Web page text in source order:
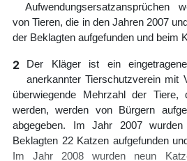
Aufwendungsersatzansprüchen
von Tieren, die in den Jahren 2007
der Beklagten aufgefunden und beim
2
Der Kläger ist ein
anerkannter Tierschutzverein mit
überwiegende Mehrzahl der
werden, werden von Bürgern
abgegeben. Im Jahr 2007
Beklagten 22 Katzen aufgefunden
Im Jahr 2008 wurden neun